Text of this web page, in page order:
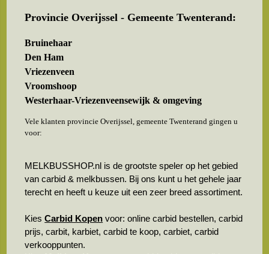
Provincie Overijssel - Gemeente Twenterand:
Bruinehaar
Den Ham
Vriezenveen
Vroomshoop
Westerhaar-Vriezenveensewijk & omgeving
Vele klanten provincie Overijssel, gemeente Twenterand gingen u
voor:
MELKBUSSHOP.nl is de grootste speler op het gebied
van carbid & melkbussen. Bij ons kunt u het gehele jaar
terecht en heeft u keuze uit een zeer breed assortiment.
KiesCarbid Kopen voor: online carbid bestellen, carbid
prijs, carbit, karbiet, carbid te koop, carbiet, carbid
verkooppunten.